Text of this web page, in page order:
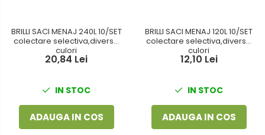
BRILLI SACI MENAJ 240L 10/SET
colectare selectiva,diverse
culori
20,84 Lei
IN STOC
ADAUGA IN COS
BRILLI SACI MENAJ 120L 10/SET
colectare selectiva,diverse
culori
12,10 Lei
IN STOC
ADAUGA IN COS